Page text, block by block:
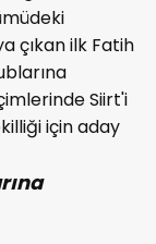
çıkan ilk Fatih
Siirt'i
için aday